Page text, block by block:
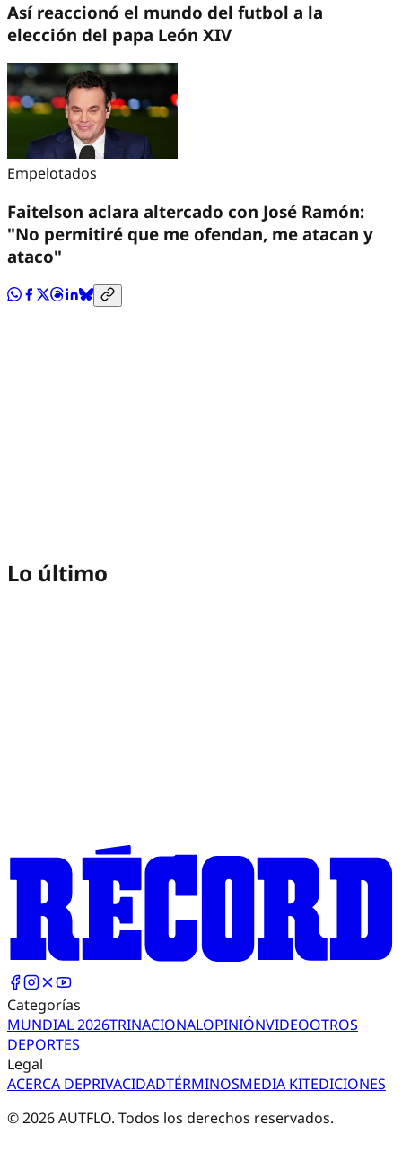
Así reaccionó el mundo del futbol a la
elección del papa León XIV
Empelotados
Faitelson aclara altercado con José Ramón:
"No permitiré que me ofendan, me atacan y
ataco"
Lo último
Categorías
MUNDIAL 2026TRINACIONALOPINIÓNVIDEOOTROS
DEPORTES
Legal
ACERCA DEPRIVACIDADTÉRMINOSMEDIA KITEDICIONES
©2026AUTFLO. Todos los derechos reservados.